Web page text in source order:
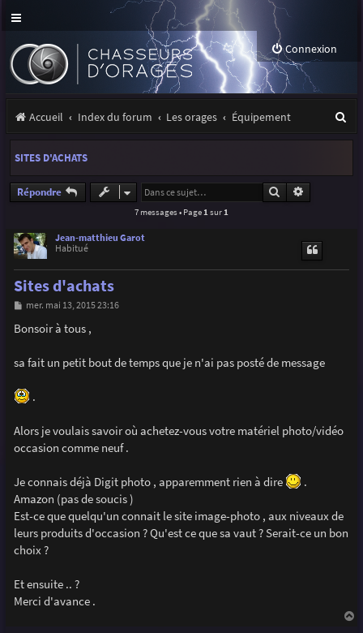
Connexion
Accueil Index du forum Les orages Équipement
e
SITES D'ACHATS
Répondre Rechercher
7 messages • Page 1 sur 1
Jean-matthieu Garot
Habitué
Sites d'achats
M
s
s
e
mer. mai 13, 2015 23:16
Bonsoir à tous ,
sa fait un petit bout de temps que je n'ai pas posté de message
.
Alors je voulais savoir où achetez-vous votre matériel photo/vidéo
occasion comme neuf .
Je connais déjà Digit photo , apparemment rien à dire
.
Amazon (pas de soucis )
Est-ce que quelqu'un connait le site image-photo , aux niveaux de
leurs produits d'occasion ? Qu'est ce que sa vaut ? Serait-ce un bon
choix ?
Et ensuite .. ?
Merci d'avance .